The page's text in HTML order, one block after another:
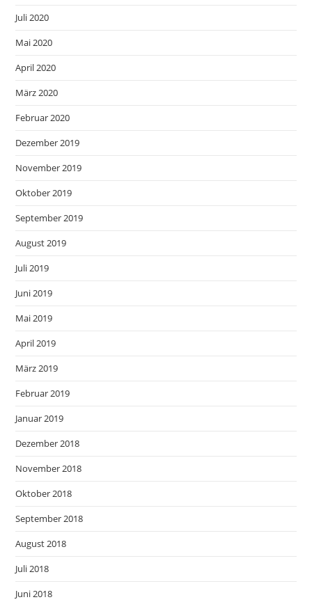
Juli 2020
Mai 2020
April 2020
März 2020
Februar 2020
Dezember 2019
November 2019
Oktober 2019
September 2019
August 2019
Juli 2019
Juni 2019
Mai 2019
April 2019
März 2019
Februar 2019
Januar 2019
Dezember 2018
November 2018
Oktober 2018
September 2018
August 2018
Juli 2018
Juni 2018